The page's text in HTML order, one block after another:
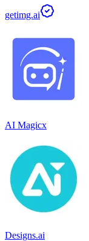
getimg.ai
AI Magicx
Designs.ai